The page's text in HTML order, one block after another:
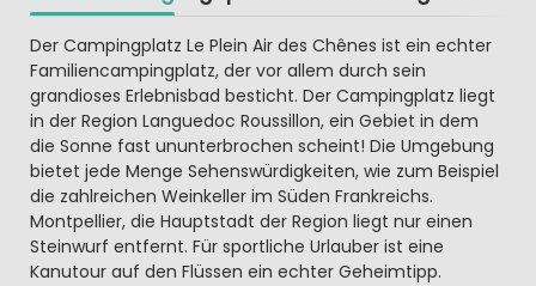
Beschrijving
Der Campingplatz Le Plein Air des Chênes ist ein echter
Familiencampingplatz, der vor allem durch sein
grandioses Erlebnisbad besticht. Der Campingplatz liegt
in der Region Languedoc Roussillon, ein Gebiet in dem
die Sonne fast ununterbrochen scheint! Die Umgebung
bietet jede Menge Sehenswürdigkeiten, wie zum Beispiel
die zahlreichen Weinkeller im Süden Frankreichs.
Montpellier, die Hauptstadt der Region liegt nur einen
Steinwurf entfernt. Für sportliche Urlauber ist eine
Kanutour auf den Flüssen ein echter Geheimtipp.